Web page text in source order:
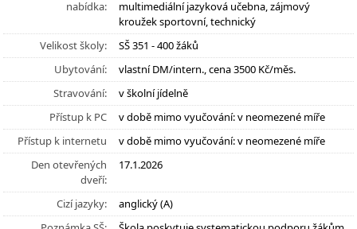
nabídka:
multimediální jazyková učebna, zájmový
kroužek sportovní, technický
Velikost školy:
SŠ 351 - 400 žáků
Ubytování:
vlastní DM/intern., cena 3500 Kč/měs.
Stravování:
v školní jídelně
Přístup k PC
v době mimo vyučování: v neomezené míře
Přístup k internetu
v době mimo vyučování: v neomezené míře
Den otevřených
dveří:
17.1.2026
Cizí jazyky:
anglický (A)